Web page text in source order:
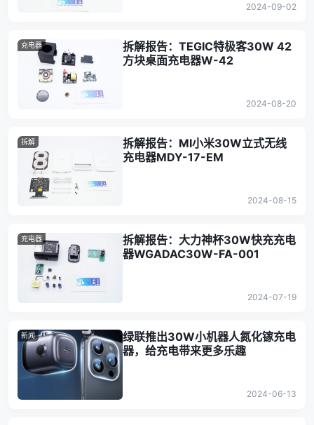
2024-09-02
充电器
拆解报告：TEGIC特极客30W 42
方块桌面充电器W-42
2024-08-20
拆解
拆解报告：MI小米30W立式无线
充电器MDY-17-EM
2024-08-15
充电器
拆解报告：大力神杯30W快充充电
器WGADAC30W-FA-001
2024-07-19
新闻
绿联推出30W小机器人氮化镓充电
器，给充电带来更多乐趣
2024-06-13